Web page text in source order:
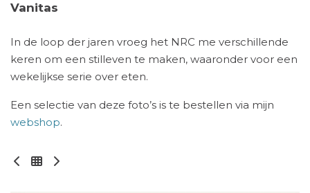
Vanitas
In de loop der jaren vroeg het NRC me verschillende
keren om een stilleven te maken, waaronder voor een
wekelijkse serie over eten.
Een selectie van deze foto’s is te bestellen via mijn
webshop.